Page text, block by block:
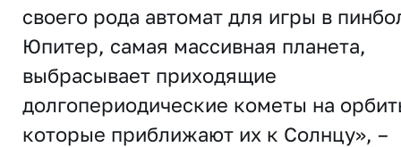
своего рода автомат для игры в
Юпитер, самая массивная планета,
выбрасывает приходящие
долгопериодические кометы на
которые приближают их к Солнцу», –